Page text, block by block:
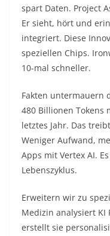
spart Daten. Project
Er sieht, hört und
integriert. Diese
speziellen Chips.
10-mal schneller.​
Fakten untermauern
480 Billionen Tokens
letztes Jahr. Das
Weniger Aufwand,
Apps mit Vertex AI.
Lebenszyklus.​
Erweitern wir zu
Medizin analysiert
erstellt sie